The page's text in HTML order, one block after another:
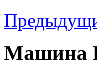
Машина